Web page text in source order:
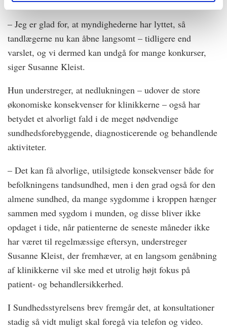
– Jeg er glad for, at myndighederne har lyttet, så
tandlægerne nu kan åbne langsomt – tidligere end
varslet, og vi dermed kan undgå for mange konkurser,
siger Susanne Kleist.
Hun understreger, at nedlukningen – udover de store
økonomiske konsekvenser for klinikkerne – også har
betydet et alvorligt fald i de meget nødvendige
sundhedsforebyggende, diagnosticerende og behandlende
aktiviteter.
– Det kan få alvorlige, utilsigtede konsekvenser både for
befolkningens tandsundhed, men i den grad også for den
almene sundhed, da mange sygdomme i kroppen hænger
sammen med sygdom i munden, og disse bliver ikke
opdaget i tide, når patienterne de seneste måneder ikke
har været til regelmæssige eftersyn, understreger
Susanne Kleist, der fremhæver, at en langsom genåbning
af klinikkerne vil ske med et utrolig højt fokus på
patient- og behandlersikkerhed.
I Sundhedsstyrelsens brev fremgår det, at konsultationer
stadig så vidt muligt skal foregå via telefon og video.